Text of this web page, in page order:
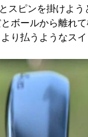
スピンを掛けよ
ボールから離れ
り払うようなス